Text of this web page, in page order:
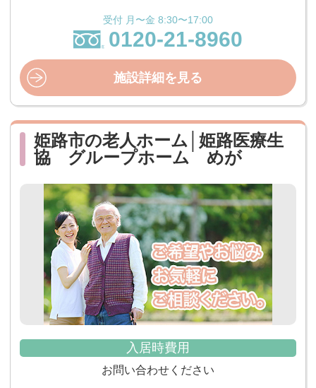
受付 月〜金 8:30〜17:00
0120-21-8960
施設詳細を見る
姫路市の老人ホーム│姫路医療生
協 グループホーム めが
入居時費用
お問い合わせください